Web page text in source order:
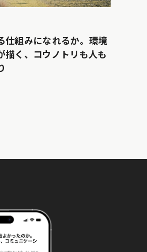
仕組みになれるか。環境
描く、コウノトリも人も